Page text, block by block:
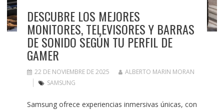
DESCUBRE LOS MEJORES
MONITORES, TELEVISORES Y BARRAS
DE SONIDO SEGÚN TU PERFIL DE
GAMER
22 DE NOVIEMBRE DE 2025
ALBERTO MARIN MORAN
SAMSUNG
Samsung ofrece experiencias inmersivas únicas, con